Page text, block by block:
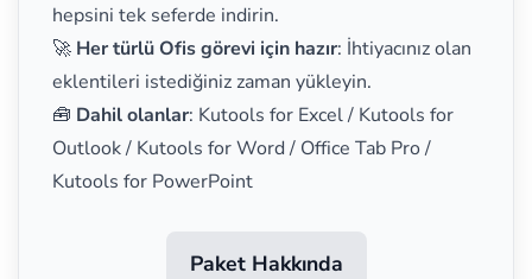
hepsini tek seferde indirin.
🚀 Her türlü Ofis görevi için hazır: İhtiyacınız olan
eklentileri istediğiniz zaman yükleyin.
🧰 Dahil olanlar: Kutools for Excel / Kutools for
Outlook / Kutools for Word / Office Tab Pro /
Kutools for PowerPoint
Paket Hakkında